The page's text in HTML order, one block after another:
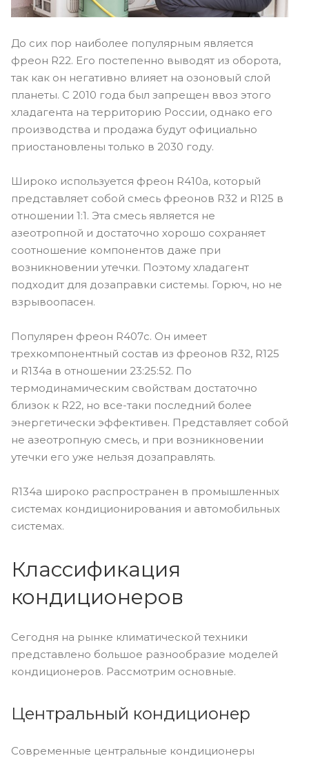
До сих пор наиболее популярным является
фреон R22. Его постепенно выводят из оборота,
так как он негативно влияет на озоновый слой
планеты. С 2010 года был запрещен ввоз этого
хладагента на территорию России, однако его
производства и продажа будут официально
приостановлены только в 2030 году.
Широко используется фреон R410а, который
представляет собой смесь фреонов R32 и R125 в
отношении 1:1. Эта смесь является не
азеотропной и достаточно хорошо сохраняет
соотношение компонентов даже при
возникновении утечки. Поэтому хладагент
подходит для дозаправки системы. Горюч, но не
взрывоопасен.
Популярен фреон R407с. Он имеет
трехкомпонентный состав из фреонов R32, R125
и R134а в отношении 23:25:52. По
термодинамическим свойствам достаточно
близок к R22, но все-таки последний более
энергетически эффективен. Представляет собой
не азеотропную смесь, и при возникновении
утечки его уже нельзя дозаправлять.
R134а широко распространен в промышленных
системах кондиционирования и автомобильных
системах.
Классификация
кондиционеров
Сегодня на рынке климатической техники
представлено большое разнообразие моделей
кондиционеров. Рассмотрим основные.
Центральный кондиционер
Современные центральные кондиционеры